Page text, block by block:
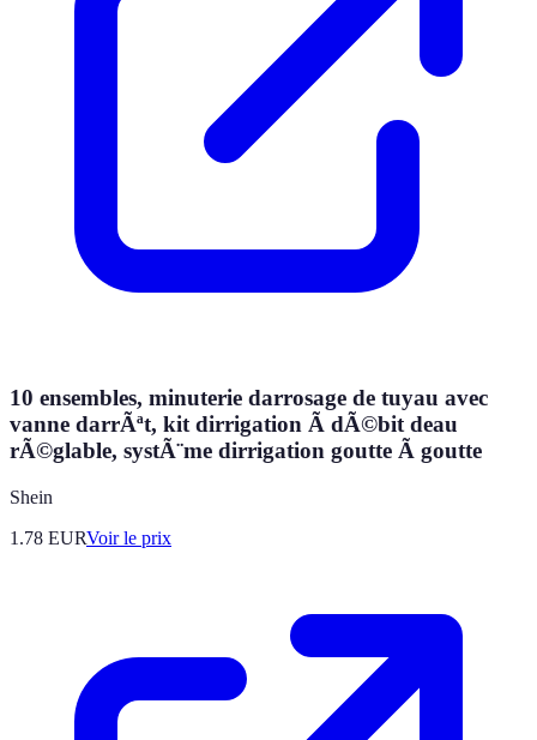
10 ensembles, minuterie darrosage de tuyau avec
vanne darrÃªt, kit dirrigation Ã dÃ©bit deau
rÃ©glable, systÃ¨me dirrigation goutte Ã goutte
Shein
1.78 EURVoir le prix